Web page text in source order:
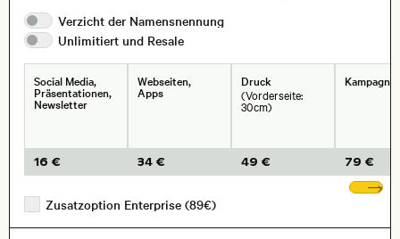
Verzicht der Namensnennung
Unlimitiert und Resale
Social Media,
Präsentationen,
Newsletter
16 €
Webseiten,
Apps
34 €
Druck
(Vorderseite:
30cm)
49 € 79 €
Zusatzoption Enterprise (89€)